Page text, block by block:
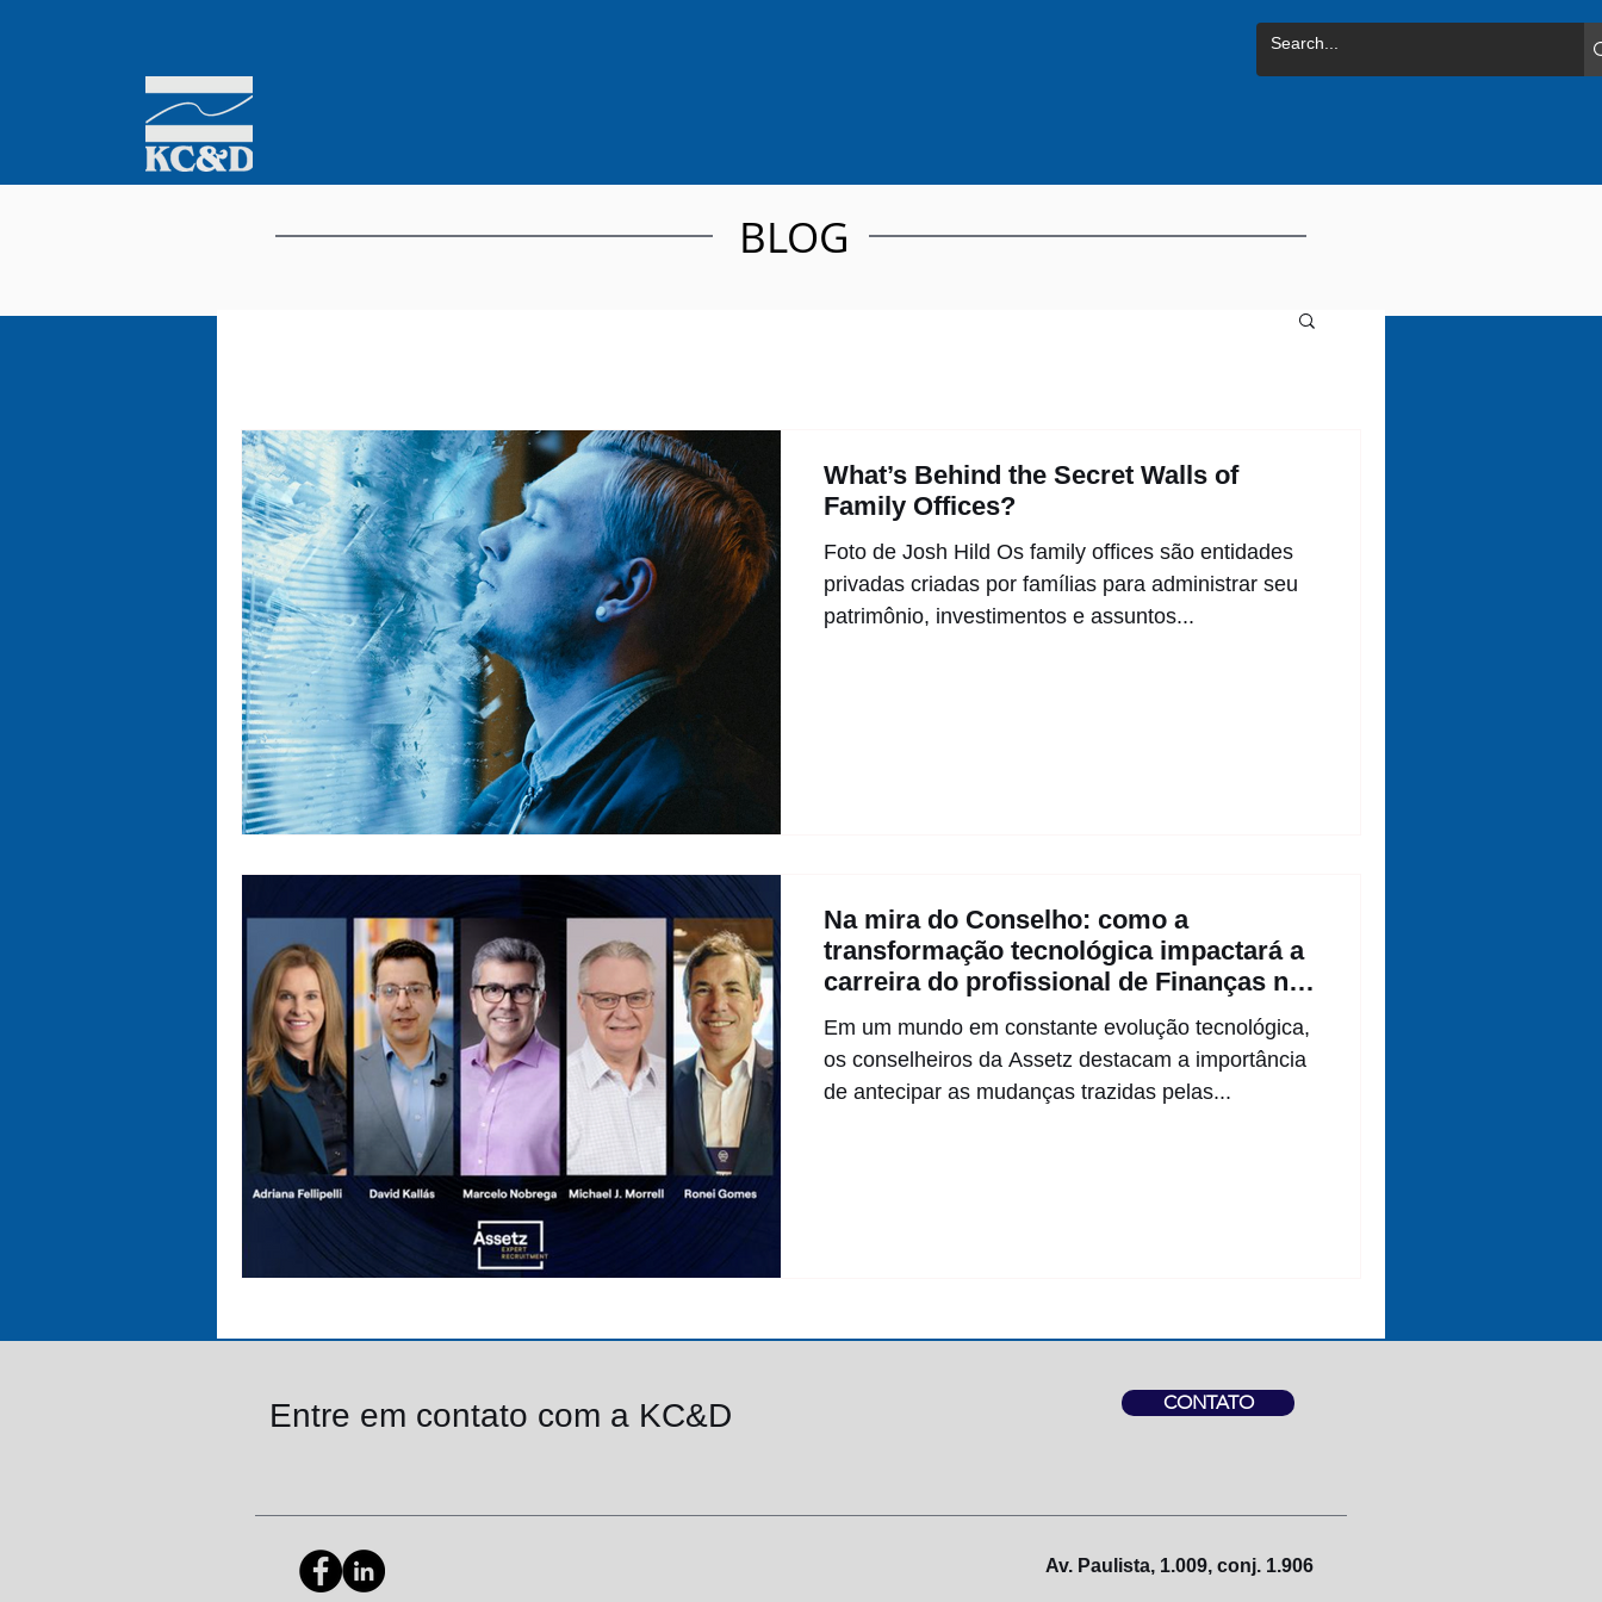
BLOG
What’s Behind the Secret Walls of
Family Offices?
Foto de Josh Hild Os family offices são entidades
privadas criadas por famílias para administrar seu
patrimônio, investimentos e assuntos...
Na mira do Conselho: como a
transformação tecnológica impactará a
carreira do profissional de Finanças no
Em um mundo em constante evolução tecnológica,
os conselheiros da Assetz destacam a importância
de antecipar as mudanças trazidas pelas...
Av. Paulista, 1.009, conj. 1.906, Bela Vista
Entre em contato com a KC&D CONTATO
Av. Paulista, 1.009, conj. 1.906